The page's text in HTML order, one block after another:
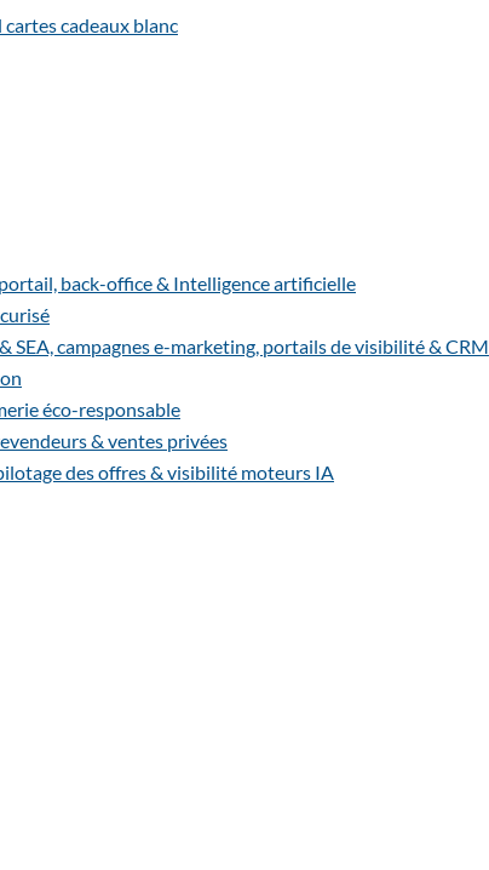
back-office & Intelligence artificielle
SEA, campagnes e-marketing, portails de visibilité & CRM
éco-responsable
& ventes privées
des offres & visibilité moteurs IA